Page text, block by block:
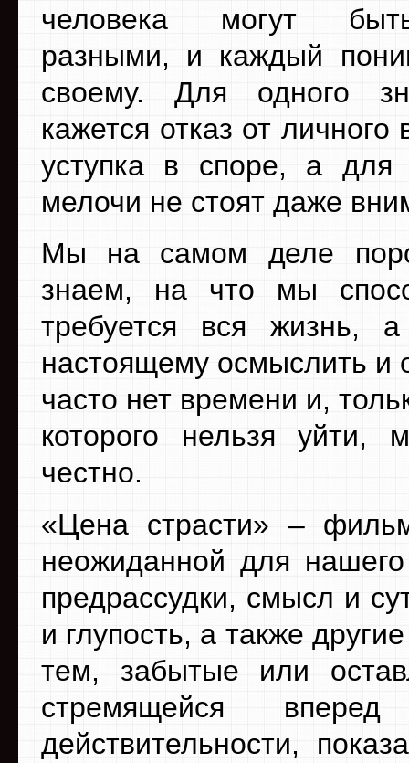
человека могут
разными, и каждый
своему. Для одного
кажется отказ от
уступка в споре, а для
мелочи не стоят даже
Мы на самом деле
знаем, на что мы
требуется вся жизнь,
настоящему осмыслить и
часто нет времени и,
которого нельзя уйти,
честно.
«Цена страсти» –
неожиданной для
предрассудки, смысл и
и глупость, а также
тем, забытые или
стремящейся вперед
действительности,